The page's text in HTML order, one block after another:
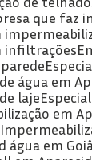
que faz
infiltrações
água em
laje
em
água em